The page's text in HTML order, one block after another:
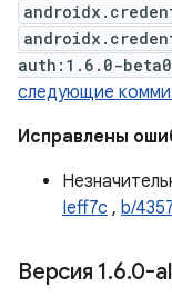
auth:1.6.0-
следующие
Исправлены
Ieff7c , b/
Версия 1.6.0-